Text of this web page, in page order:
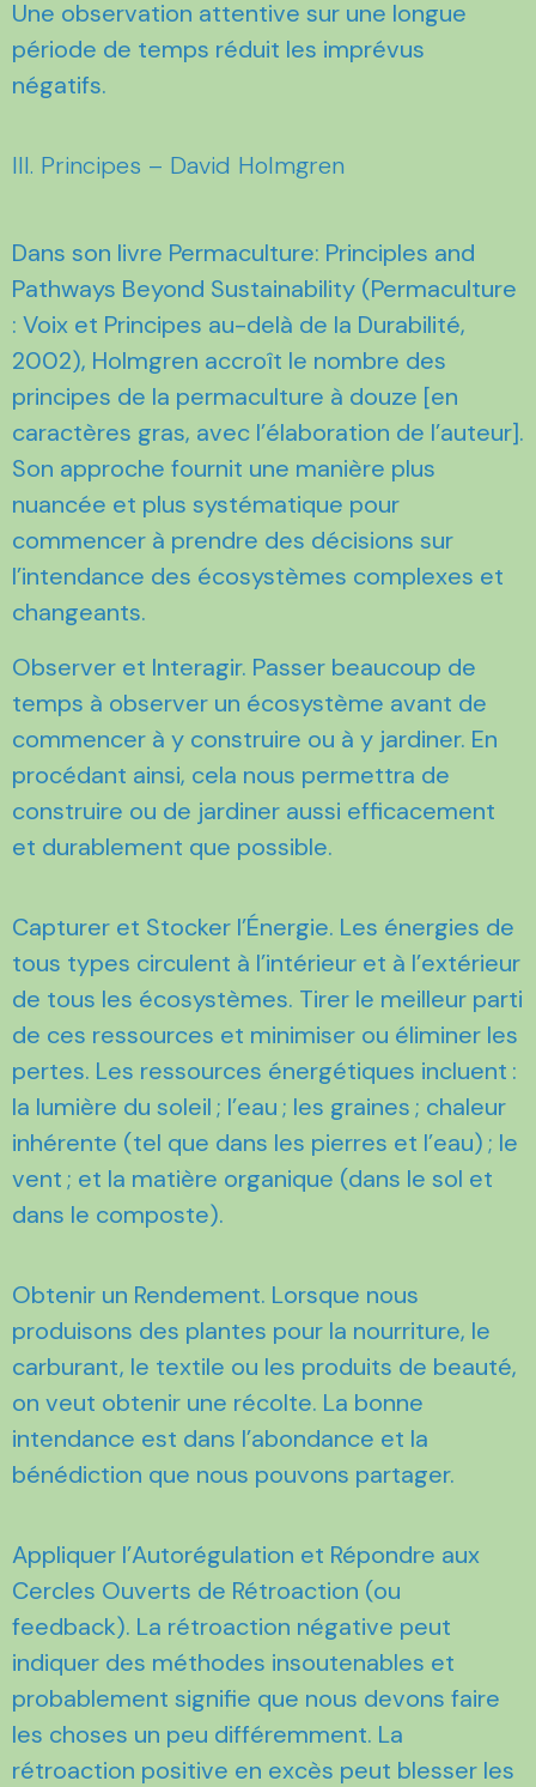
Une observation attentive sur une longue
période de temps réduit les imprévus
négatifs.
III. Principes – David Holmgren
Dans son livre Permaculture: Principles and
Pathways Beyond Sustainability (Permaculture
: Voix et Principes au-delà de la Durabilité,
2002), Holmgren accroît le nombre des
principes de la permaculture à douze [en
caractères gras, avec l’élaboration de l’auteur].
Son approche fournit une manière plus
nuancée et plus systématique pour
commencer à prendre des décisions sur
l’intendance des écosystèmes complexes et
changeants.
Observer et Interagir. Passer beaucoup de
temps à observer un écosystème avant de
commencer à y construire ou à y jardiner. En
procédant ainsi, cela nous permettra de
construire ou de jardiner aussi efficacement
et durablement que possible.
Capturer et Stocker l’Énergie. Les énergies de
tous types circulent à l’intérieur et à l’extérieur
de tous les écosystèmes. Tirer le meilleur parti
de ces ressources et minimiser ou éliminer les
pertes. Les ressources énergétiques incluent :
la lumière du soleil ; l’eau ; les graines ; chaleur
inhérente (tel que dans les pierres et l’eau) ; le
vent ; et la matière organique (dans le sol et
dans le composte).
Obtenir un Rendement. Lorsque nous
produisons des plantes pour la nourriture, le
carburant, le textile ou les produits de beauté,
on veut obtenir une récolte. La bonne
intendance est dans l’abondance et la
bénédiction que nous pouvons partager.
Appliquer l’Autorégulation et Répondre aux
Cercles Ouverts de Rétroaction (ou
feedback). La rétroaction négative peut
indiquer des méthodes insoutenables et
probablement signifie que nous devons faire
les choses un peu différemment. La
rétroaction positive en excès peut blesser les